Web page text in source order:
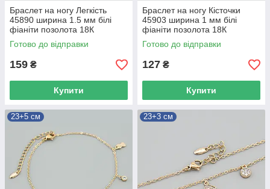
Браслет на ногу Легкість
45890 ширина 1.5 мм білі
фіаніти позолота 18К
довжина 22+5
Готово до відправки
159 ₴
Купити
Браслет на ногу Кісточки
45903 ширина 1 мм білі
фіаніти позолота 18К
довжина 22+5
Готово до відправки
127 ₴
Купити
23+5 см 23+3 см